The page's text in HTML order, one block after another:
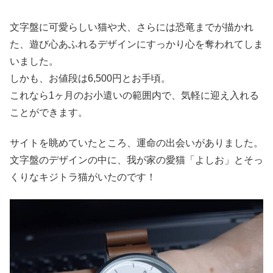
文字盤に可愛らしい猫や犬、さらには恐竜までが描かれ
た、遊び心あふれるデザインにすっかり心を奪われてしま
いました。
しかも、お値段は6,500円とお手頃。
これなら1ヶ月のお小遣いの範囲内で、気軽に迎え入れる
ことができます。
サイトを眺めていたところ、運命の出会いがありました。
文字盤のデザインの中に、我が家の愛猫「よしお」とそっ
くりなキジトラ猫がいたのです！